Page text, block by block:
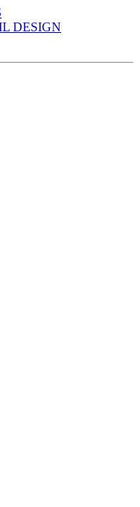
DESIGN